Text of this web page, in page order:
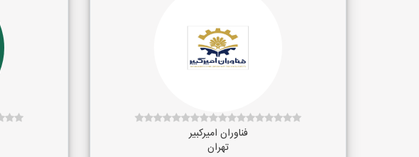
فناوران امیرکبیر
تهران